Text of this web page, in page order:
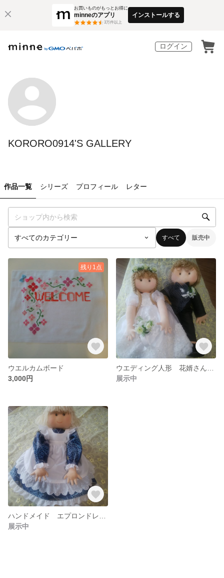
お買いものがもっとお得に
minneのアプリ
3万件以上
インストールする
ログイン
KORORO0914'S GALLERY
作品一覧 シリーズ プロフィール レター
すべて 販売中
残り1点
ウエルカムボード
3,000円
展示中
展示中